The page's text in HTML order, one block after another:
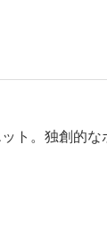
ト。独創的な